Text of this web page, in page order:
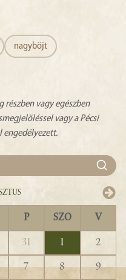
nagyböjt
részben vagy egészben
vagy a Pécsi
engedélyezett.
P SZO V
31 1
2
7 8
9